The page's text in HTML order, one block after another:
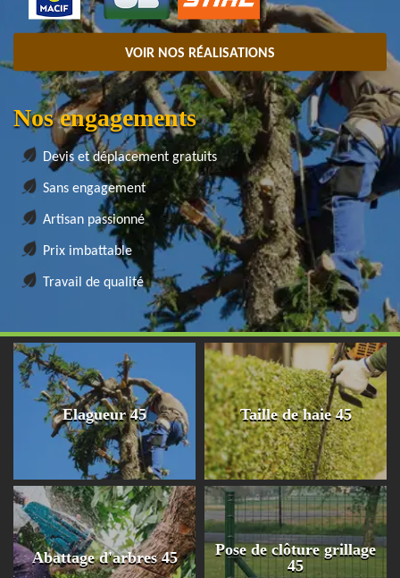
VOIR NOS RÉALISATIONS
Nos engagements
Devis et déplacement gratuits
Sans engagement
Artisan passionné
Prix imbattable
Travail de qualité
Elagueur 45 Taille de haie 45
Abattage d'arbres 45
Pose de clôture grillage
45